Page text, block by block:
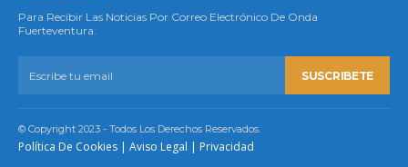
Para Recibir Las Noticias Por Correo Electrónico De Onda
Fuerteventura.
SUSCRIBETE
© Copyright 2023 - Todos Los Derechos Reservados.
Política De Cookies | Aviso Legal | Privacidad